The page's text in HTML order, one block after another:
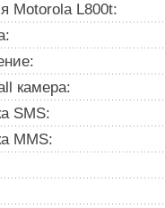
Motorola L800t:
камера:
SMS:
MMS: